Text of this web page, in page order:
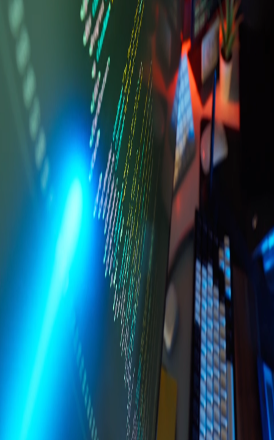
Conectividad temporal de alto rendimiento para eventos
corporativos y transmisiones.
Solicitar cotización